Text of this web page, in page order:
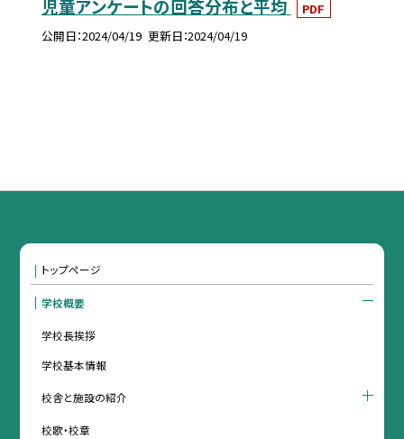
児童アンケートの回答分布と平均
PDF
公開日 2024/04/19 更新日 2024/04/19
トップページ
学校概要
学校長挨拶
学校基本情報
校舎と施設の紹介
校歌・校章